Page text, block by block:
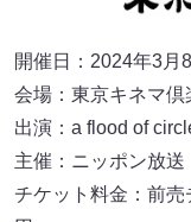
開催日：2024年3月
会場：東京キネマ倶
出演：a flood of
主催：ニッポン放送
チケット料金：前